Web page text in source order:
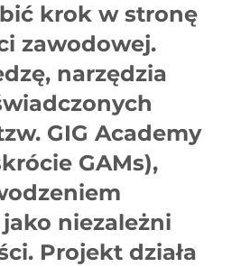
krok w stronę
zawodowej.
narzędzia
GIG Academy
GAMs),
niezależni
Projekt działa